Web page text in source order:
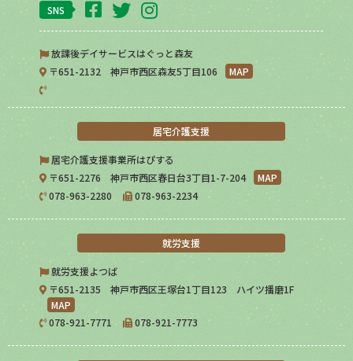
SNS
放課後デイサービスはぐっと森友
〒651-2132 神戸市西区森友5丁目106
MAP
居宅介護支援
居宅介護支援事業所はぴする
〒651-2276 神戸市西区春日台3丁目1-7-204
MAP
078-963-2280
078-963-2234
就労支援
就労支援よつば
〒651-2135 神戸市西区王塚台1丁目123 ハイツ播磨1F
MAP
078-921-7771
078-921-7773